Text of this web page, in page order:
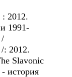
: 2012.
1991-
/
/: 2012.
Slavonic
история